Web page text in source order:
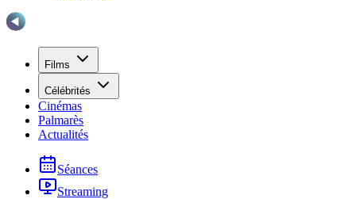
Films
Célébrités
Cinémas
Palmarès
Actualités
Séances
Streaming